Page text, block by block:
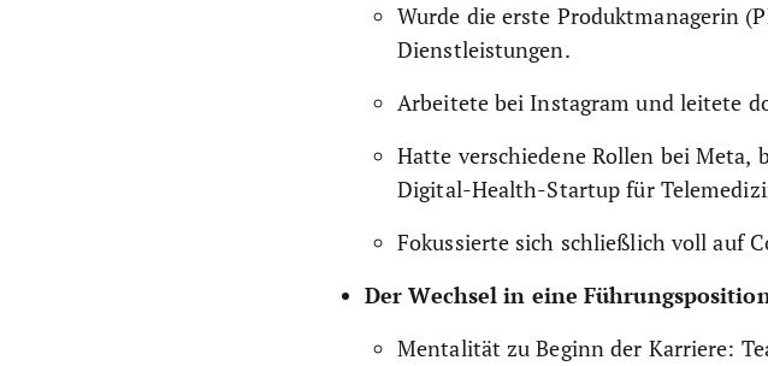
Wurde die erste Produktmanagerin
Dienstleistungen.
Arbeitete bei Instagram und leitete
Hatte verschiedene Rollen bei Meta,
Digital-Health-Startup für
Fokussierte sich schließlich voll auf
Der Wechsel in eine
Mentalität zu Beginn der Karriere: